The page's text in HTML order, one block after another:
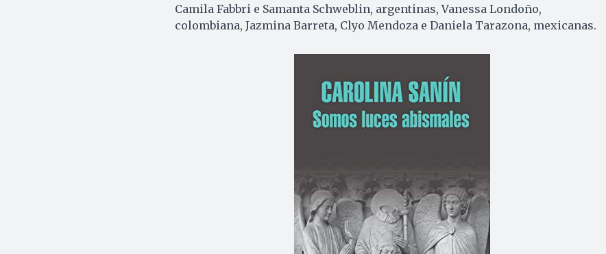
Camila Fabbri e Samanta Schweblin, argentinas, Vanessa Londoño,
colombiana, Jazmina Barreta, Clyo Mendoza e Daniela Tarazona, mexicanas.